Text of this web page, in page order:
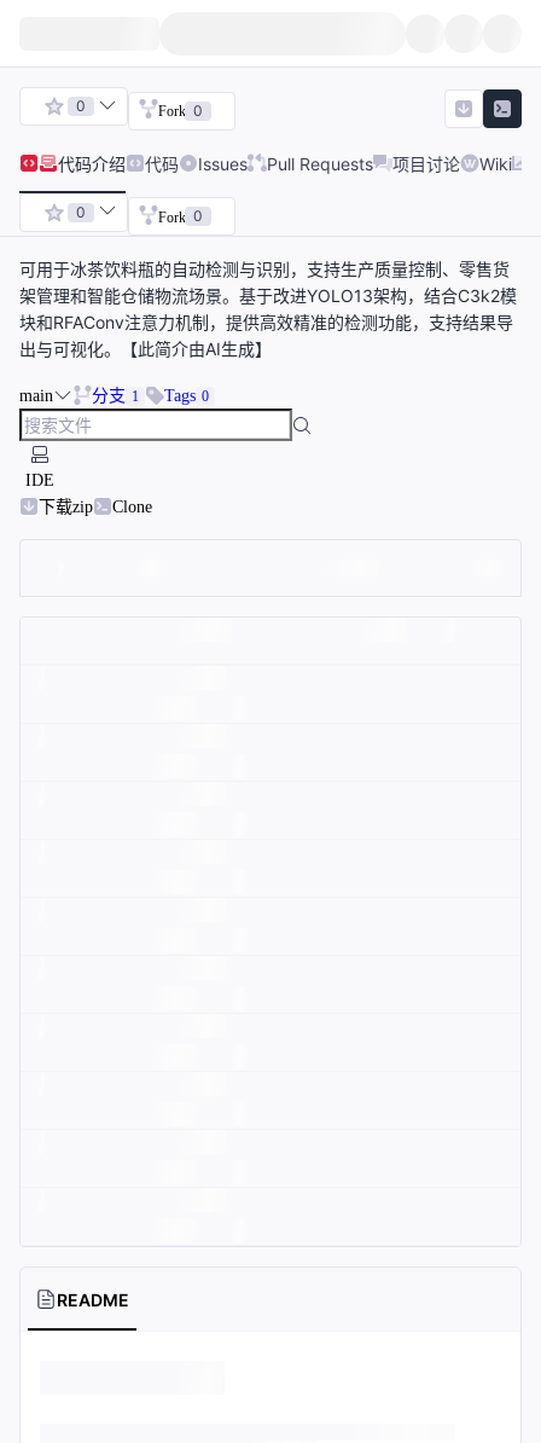
0 Fork 0
代码介绍 代码 Issues Pull Requests 项目讨论 Wiki
0 Fork 0
可用于冰茶饮料瓶的自动检测与识别，支持生产质量控制、零售货
架管理和智能仓储物流场景。基于改进YOLO13架构，结合C3k2模
块和RFAConv注意力机制，提供高效精准的检测功能，支持结果导
出与可视化。【此简介由AI生成】
main 分支 1 Tags 0
IDE
下载zip
Clone
README